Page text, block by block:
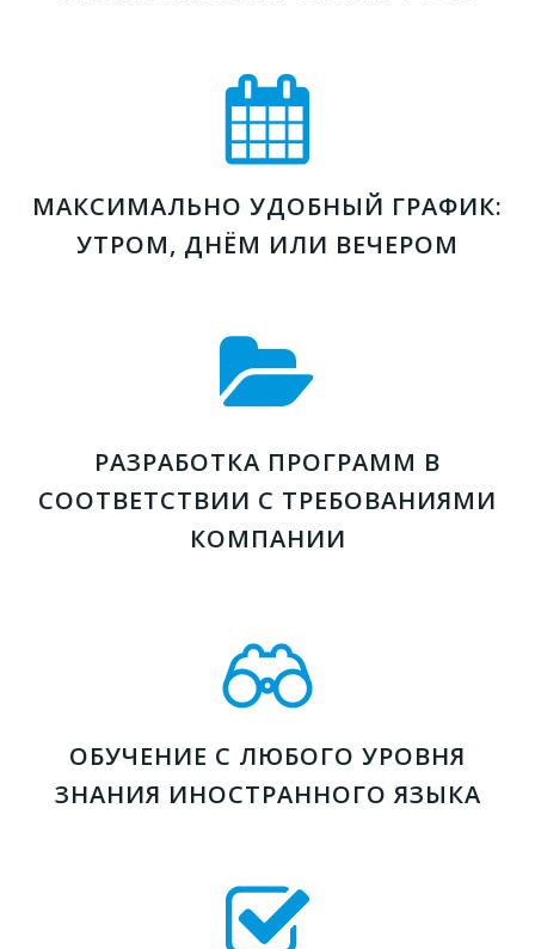
МАКСИМАЛЬНО УДОБНЫЙ ГРАФИК:
УТРОМ, ДНЁМ ИЛИ ВЕЧЕРОМ
РАЗРАБОТКА ПРОГРАММ В
СООТВЕТСТВИИ С ТРЕБОВАНИЯМИ
КОМПАНИИ
ОБУЧЕНИЕ С ЛЮБОГО УРОВНЯ
ЗНАНИЯ ИНОСТРАННОГО ЯЗЫКА